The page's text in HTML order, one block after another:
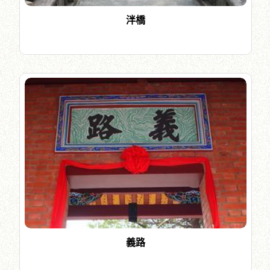
泮橋
義路